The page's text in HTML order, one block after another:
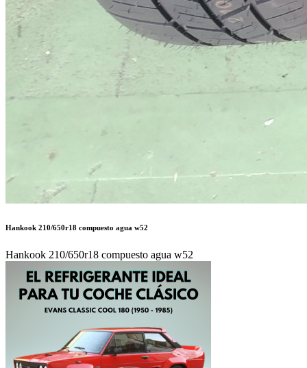
Hankook 210/650r18 compuesto agua w52
Hankook 210/650r18 compuesto agua w52